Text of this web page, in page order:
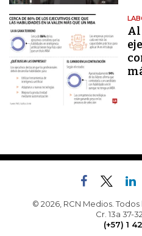
Al
© 2026, RCN Medios.
Cr. 13a 37-
(+57) 1